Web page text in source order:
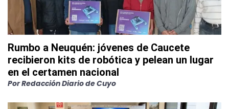
Rumbo a Neuquén: jóvenes de Caucete
recibieron kits de robótica y pelean un lugar
en el certamen nacional
PorRedacción Diario de Cuyo